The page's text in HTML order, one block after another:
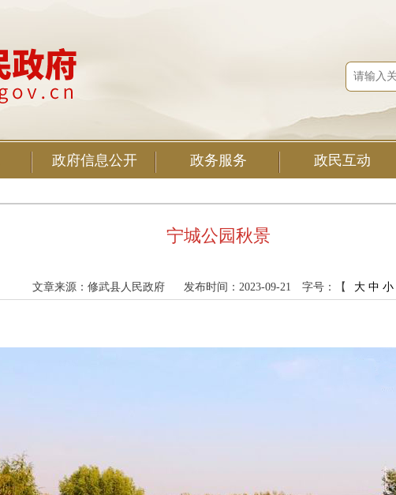
政府信息公开 政务服务 政民互动
宁城公园秋景
文章来源：修武县人民政府 发布时间：2023-09-21 字号：【 大 中 小